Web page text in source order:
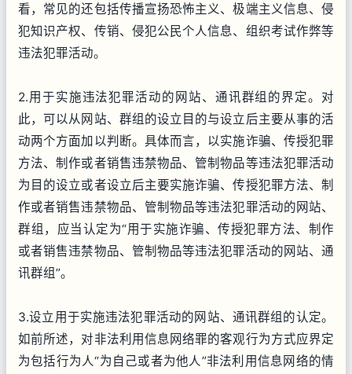
看，常见的还包括传播宣扬恐怖主义、极端主义信息、侵
犯知识产权、传销、侵犯公民个人信息、组织考试作弊等
违法犯罪活动。
2.用于实施违法犯罪活动的网站、通讯群组的界定。对
此，可以从网站、群组的设立目的与设立后主要从事的活
动两个方面加以判断。具体而言，以实施诈骗、传授犯罪
方法、制作或者销售违禁物品、管制物品等违法犯罪活动
为目的设立或者设立后主要实施诈骗、传授犯罪方法、制
作或者销售违禁物品、管制物品等违法犯罪活动的网站、
群组，应当认定为“用于实施诈骗、传授犯罪方法、制作
或者销售违禁物品、管制物品等违法犯罪活动的网站、通
讯群组”。
3.设立用于实施违法犯罪活动的网站、通讯群组的认定。
如前所述，对非法利用信息网络罪的客观行为方式应界定
为包括行为人“为自己或者为他人”非法利用信息网络的情